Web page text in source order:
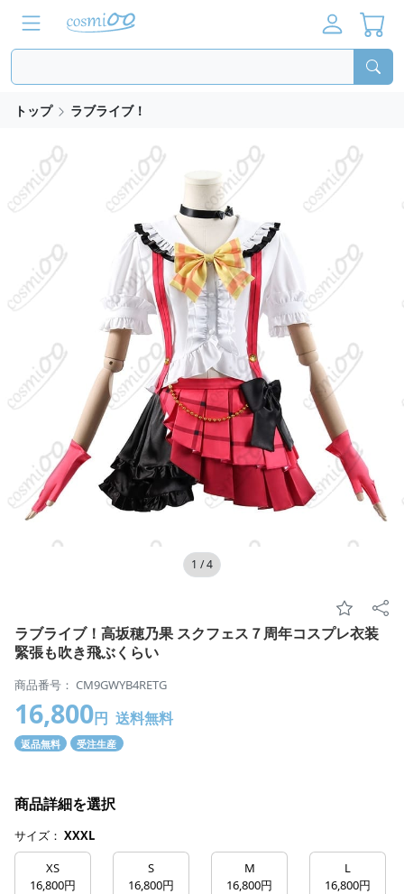
トップ ラブライブ！
1 /4
ラブライブ！高坂穂乃果 スクフェス７周年コスプレ衣装
緊張も吹き飛ぶくらい
商品番号： CM9GWYB4RETG
16,800円 送料無料
返品無料 受注生産
商品詳細を選択
サイズ： XXXL
XS
16,800円
S
16,800円
M
16,800円
L
16,800円